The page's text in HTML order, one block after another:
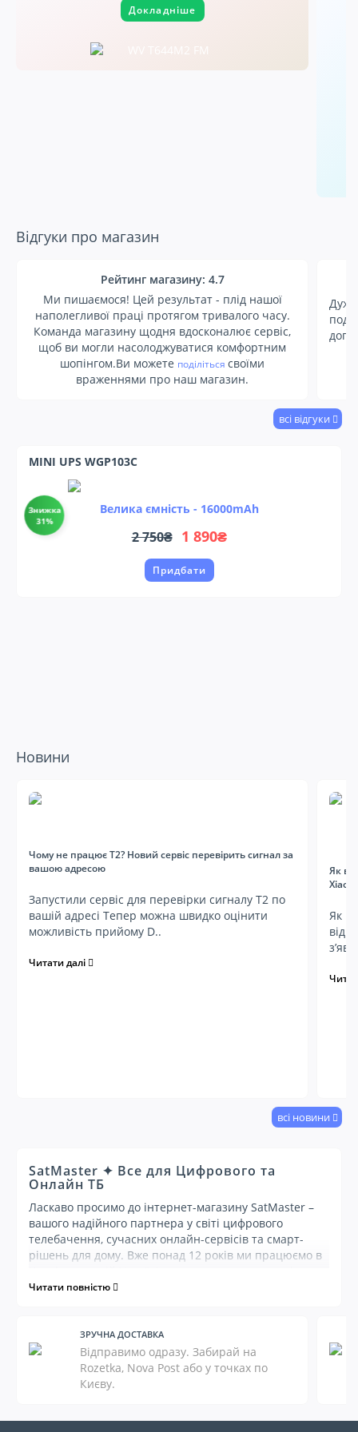
Докладніше
Відгуки про магазин
Рейтинг магазину: 4.7
Ми пишаємося! Цей результат - плід нашої
наполегливої праці протягом тривалого часу.
Команда магазину щодня вдосконалює сервіс,
щоб ви могли насолоджуватися комфортним
шопінгом.Ви можете поділітьсясвоїми
враженнями про наш магазин.
всі відгуки
MINI UPS WGP103C
Знижка
31%
Велика ємність - 16000mAh
2 750₴ 1 890₴
Придбати
Новини
Чому не працює Т2? Новий сервіс перевірить сигнал за
вашою адресою
Запустили сервіс для перевірки сигналу Т2 по
вашій адресі Тепер можна швидко оцінити
можливість прийому D..
Читати далі
Як
Як
від
всі новини
SatMaster ✦ Все для Цифрового та
Онлайн ТБ
Ласкаво просимо до інтернет-магазину SatMaster –
вашого надійного партнера у світі цифрового
телебачення, сучасних онлайн-сервісів та смарт-
рішень для дому. Вже понад 12 років ми працюємо в
консультації та широкий асортимент обладнання, що
забезпечити вас усім необхідним для комфортного
перегляду телебачення, доступу до улюблених
фільмів, серіалів та інтернет-контенту.
знайдіть оптимальне рішення для
Читати повністю
ЗРУЧНА ДОСТАВКА
Відправимо одразу. Забирай на
Rozetka, Nova Post або у точках по
Києву.